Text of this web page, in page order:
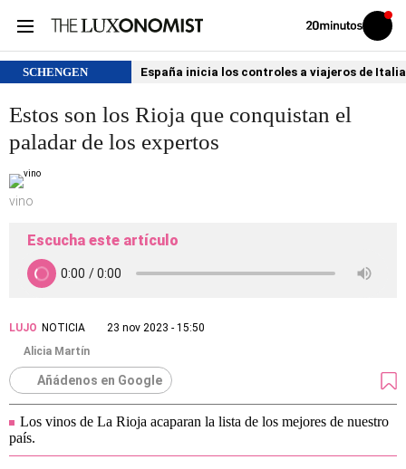
Volver
Iniciar
sesión
SCHENGEN España inicia los controles a viajeros de
Estos son los Rioja que conquistan el
paladar de los expertos
vino
Escucha este artículo
LUJO NOTICIA
23 nov 2023 - 15:50
Alicia Martín
Añádenos en Google
Los vinos de La Rioja acaparan la lista de los mejores de nuestro
país.